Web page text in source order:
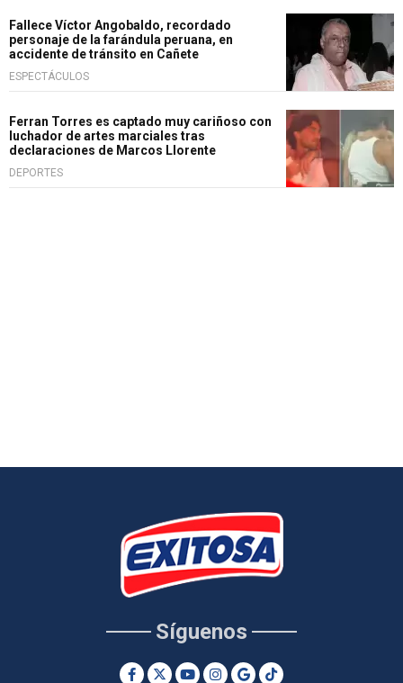
Fallece Víctor Angobaldo, recordado
personaje de la farándula peruana, en
accidente de tránsito en Cañete
ESPECTÁCULOS
Ferran Torres es captado muy cariñoso con
luchador de artes marciales tras
declaraciones de Marcos Llorente
DEPORTES
Síguenos